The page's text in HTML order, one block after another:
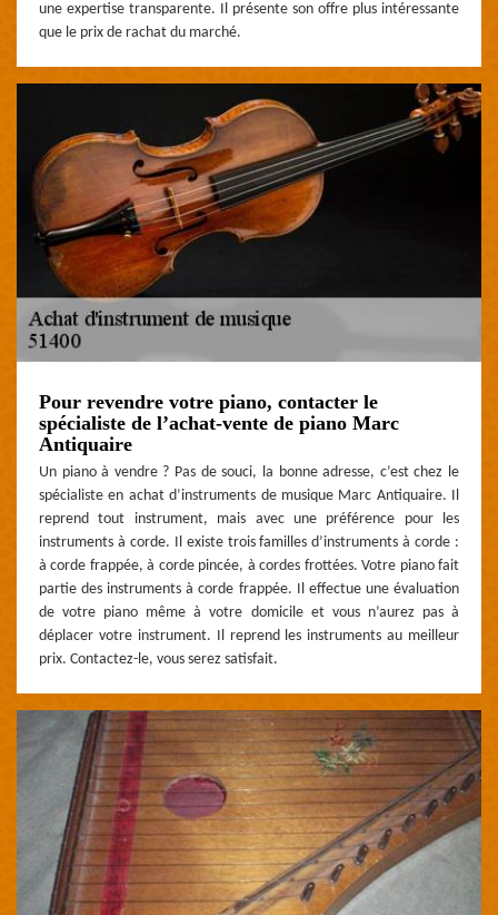
une expertise transparente. Il présente son offre plus intéressante
que le prix de rachat du marché.
Pour revendre votre piano, contacter le
spécialiste de l’achat-vente de piano Marc
Antiquaire
Un piano à vendre ? Pas de souci, la bonne adresse, c’est chez le
spécialiste en achat d’instruments de musique Marc Antiquaire. Il
reprend tout instrument, mais avec une préférence pour les
instruments à corde. Il existe trois familles d’instruments à corde :
à corde frappée, à corde pincée, à cordes frottées. Votre piano fait
partie des instruments à corde frappée. Il effectue une évaluation
de votre piano même à votre domicile et vous n’aurez pas à
déplacer votre instrument. Il reprend les instruments au meilleur
prix. Contactez-le, vous serez satisfait.